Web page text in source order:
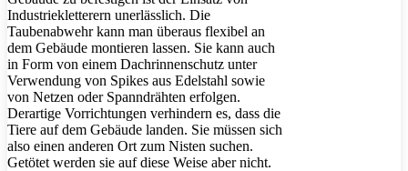
Industriekletterern unerlässlich. Die
Taubenabwehr kann man überaus flexibel an
dem Gebäude montieren lassen. Sie kann auch
in Form von einem Dachrinnenschutz unter
Verwendung von Spikes aus Edelstahl sowie
von Netzen oder Spanndrähten erfolgen.
Derartige Vorrichtungen verhindern es, dass die
Tiere auf dem Gebäude landen. Sie müssen sich
also einen anderen Ort zum Nisten suchen.
Getötet werden sie auf diese Weise aber nicht.